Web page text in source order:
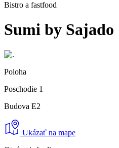
Bistro a fastfood
Sumi by Sajado
Poloha
Poschodie 1
Budova E2
Ukázať na mape